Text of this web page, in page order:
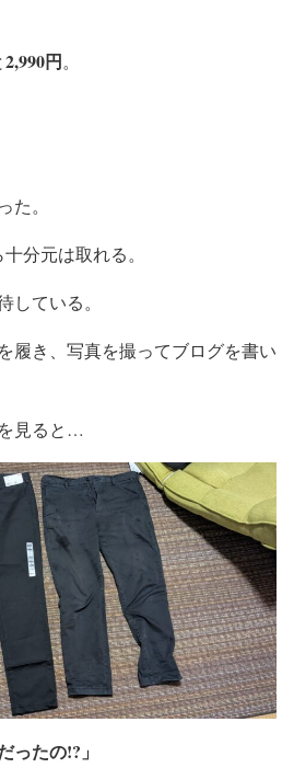
2,990円。
た。
分元は取れる。
している。
履き、写真を撮ってブログを書い
見ると…
ったの!?」